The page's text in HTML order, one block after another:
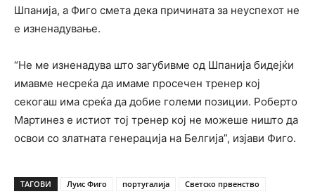
Шпанија, а Фиго смета дека причината за неуспехот не
е изненадување.
“Не ме изненадува што загубивме од Шпанија бидејќи
имавме несреќа да имаме просечен тренер кој
секогаш има среќа да добие големи позиции. Роберто
Мартинез е истиот тој тренер кој не можеше ништо да
освои со златната генерација на Белгија”, изјави Фиго.
ТАГОВИ Луис Фиго португалија
Светско првенство